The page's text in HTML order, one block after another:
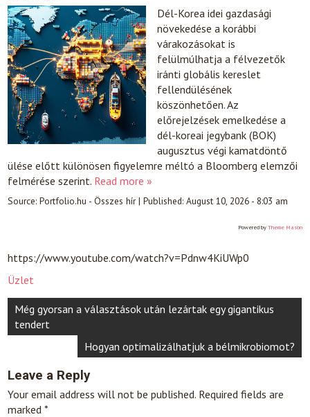
Dél-Korea idei gazdasági
növekedése a korábbi
várakozásokat is
felülmúlhatja a félvezetők
iránti globális kereslet
fellendülésének
köszönhetően. Az
előrejelzések emelkedése a
dél-koreai jegybank (BOK)
augusztus végi kamatdöntő
ülése előtt különösen figyelemre méltó a Bloomberg elemzői
felmérése szerint. Read more »
Source:Portfolio.hu - Összes hír|Published:August 10, 2026 - 8:03 am
Powered by Theme Mason
https://www.youtube.com/watch?v=Pdnw4KiUWp0
Üzlet
Post
navigation
Még gyorsan a választások után lezártak egy gigantikus
tendert
Hogyan optimalizálhatjuk a bélmikrobiomot?
Leave a Reply
Your email address will not be published. Required fields are
marked*